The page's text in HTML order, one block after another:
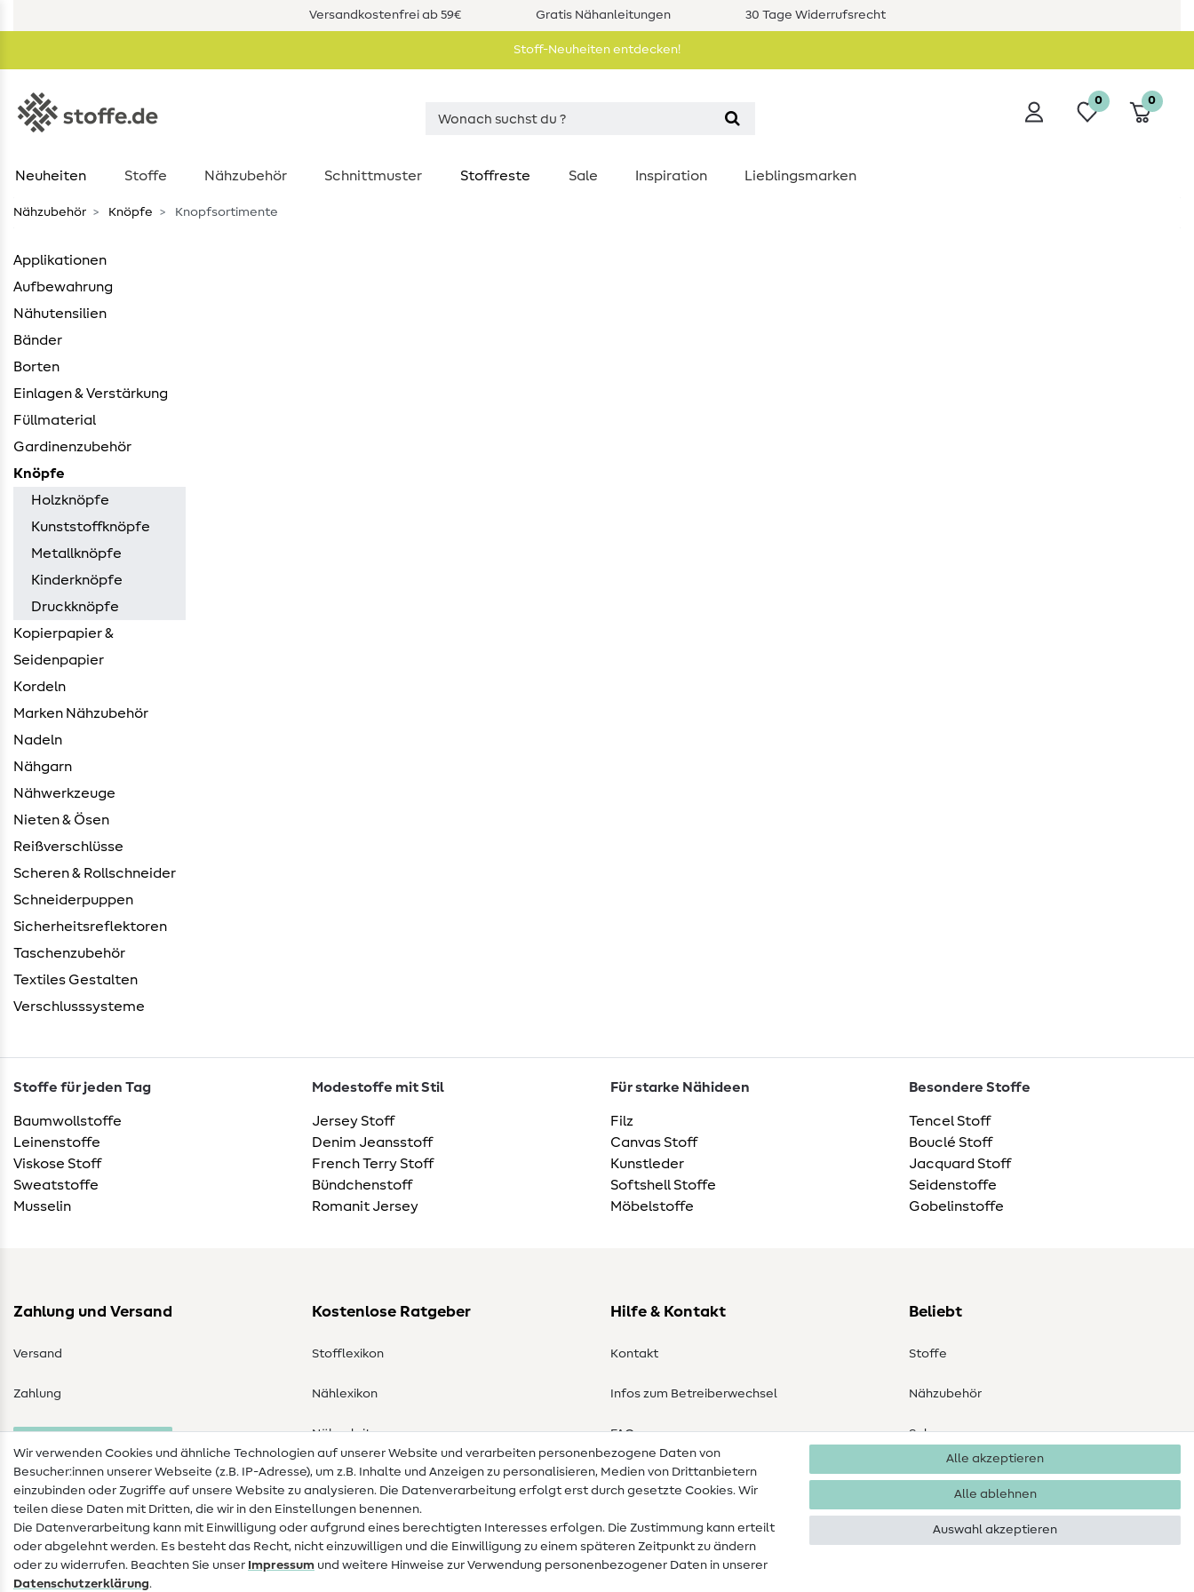
Versandkostenfrei ab 59€ Gratis Nähanleitungen 30 Tage Widerrufsrecht
Stoff-Neuheiten entdecken!
0 0
Neuheiten Stoffe Nähzubehör Schnittmuster Stoffreste Sale Inspiration Lieblingsmarken
Nähzubehör Knöpfe Knopfsortimente
Applikationen
Aufbewahrung
Nähutensilien
Bänder
Borten
Einlagen & Verstärkung
Füllmaterial
Gardinenzubehör
Knöpfe
Holzknöpfe
Kunststoffknöpfe
Metallknöpfe
Kinderknöpfe
Druckknöpfe
Kopierpapier &
Seidenpapier
Kordeln
Marken Nähzubehör
Nadeln
Nähgarn
Nähwerkzeuge
Nieten & Ösen
Reißverschlüsse
Scheren & Rollschneider
Schneiderpuppen
Sicherheitsreflektoren
Taschenzubehör
Textiles Gestalten
Verschlusssysteme
Stoffe für jeden Tag
Baumwollstoffe
Leinenstoffe
Viskose Stoff
Sweatstoffe
Musselin
Modestoffe mit Stil
Jersey Stoff
Denim Jeansstoff
French Terry Stoff
Bündchenstoff
Romanit Jersey
Für starke Nähideen
Filz
Canvas Stoff
Kunstleder
Softshell Stoffe
Möbelstoffe
Besondere Stoffe
Tencel Stoff
Bouclé Stoff
Jacquard Stoff
Seidenstoffe
Gobelinstoffe
Zahlung und Versand
Versand
Zahlung
Kostenlose Ratgeber
Stofflexikon
Nählexikon
Nähanleitungen
Hilfe & Kontakt
Kontakt
Infos zum Betreiberwechsel
FAQ
Widerrufsrecht
Beliebt
Stoffe
Nähzubehör
Sale
Schnittmuster
Wir verwenden Cookies und ähnliche Technologien auf unserer Website und verarbeiten personenbezogene Daten von
Besucher:innen unserer Webseite (z.B. IP-Adresse), um z.B. Inhalte und Anzeigen zu personalisieren, Medien von Drittanbietern
einzubinden oder Zugriffe auf unsere Website zu analysieren. Die Datenverarbeitung erfolgt erst durch gesetzte Cookies. Wir
teilen diese Daten mit Dritten, die wir in den Einstellungen benennen.
Die Datenverarbeitung kann mit Einwilligung oder aufgrund eines berechtigten Interesses erfolgen. Die Zustimmung kann erteilt
oder abgelehnt werden. Es besteht das Recht, nicht einzuwilligen und die Einwilligung zu einem späteren Zeitpunkt zu ändern
oder zu widerrufen. Beachten Sie unser Impressum und weitere Hinweise zur Verwendung personenbezogener Daten in unserer
Daten­schutz­erklärung.
Alle akzeptieren
Alle ablehnen
Auswahl akzeptieren